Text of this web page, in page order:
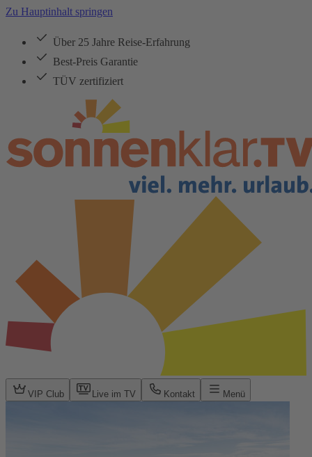
Zu Hauptinhalt springen
Über 25 Jahre Reise-Erfahrung
Best-Preis Garantie
TÜV zertifiziert
VIP Club Live im TV Kontakt Menü